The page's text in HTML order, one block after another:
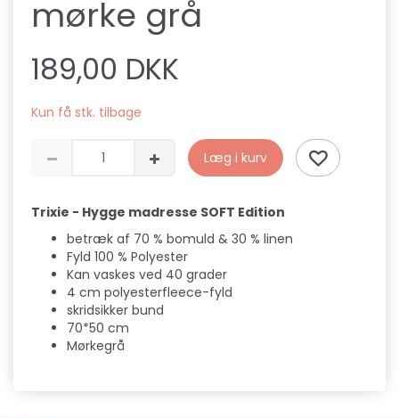
mørke grå
189,00 DKK
Kun få stk. tilbage
Læg i kurv
Trixie - Hygge madresse SOFT Edition
betræk af 70 % bomuld & 30 % linen
Fyld 100 % Polyester
Kan vaskes ved 40 grader
4 cm polyesterfleece-fyld
skridsikker bund
70*50 cm
Mørkegrå